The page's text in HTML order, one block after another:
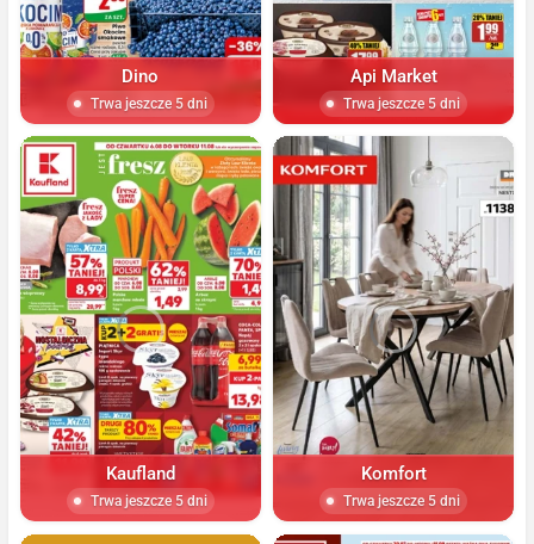
Dino
Trwa jeszcze 5 dni
Api Market
Trwa jeszcze 5 dni
Kaufland
Trwa jeszcze 5 dni
Komfort
Trwa jeszcze 5 dni